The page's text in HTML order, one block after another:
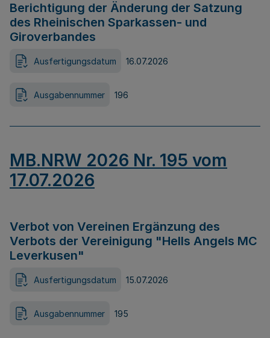
Berichtigung der Änderung der Satzung
des Rheinischen Sparkassen- und
Giroverbandes
Ausfertigungsdatum 16.07.2026
Ausgabennummer 196
MB.NRW 2026 Nr. 195 vom
17.07.2026
Verbot von Vereinen Ergänzung des
Verbots der Vereinigung "Hells Angels MC
Leverkusen"
Ausfertigungsdatum 15.07.2026
Ausgabennummer 195